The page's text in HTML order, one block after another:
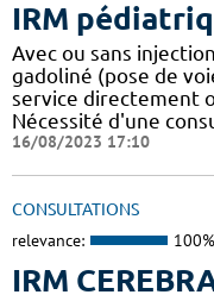
IRM
Avec ou sans
gadoliné (pose de
service directement
Nécessité d'une
16/08/2023 17:10
CONSULTATIONS
relevance: 100%
IRM